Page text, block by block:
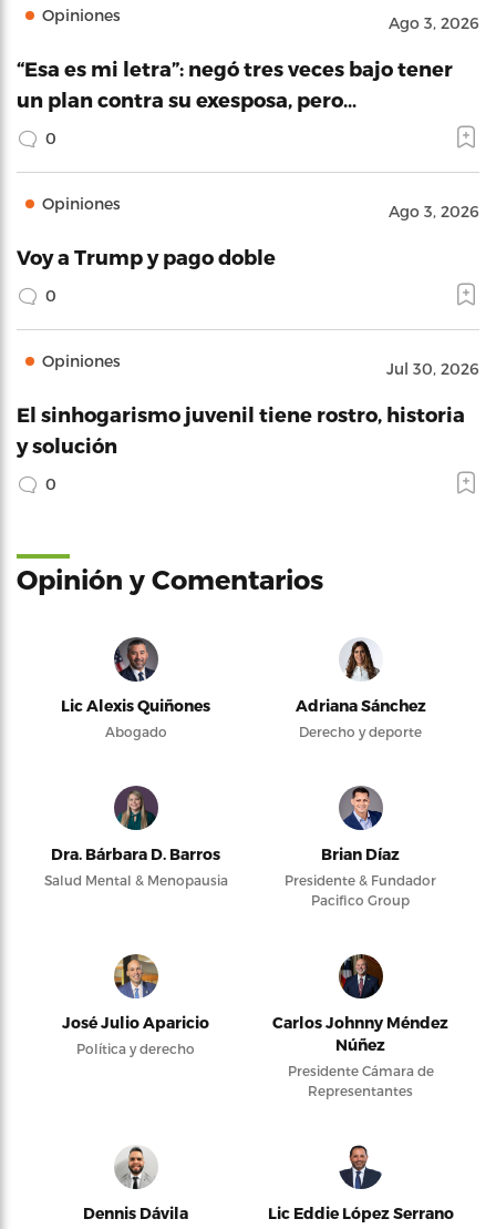
Opiniones Ago 3, 2026
“Esa es mi letra”: negó tres veces bajo tener
un plan contra su exesposa, pero…
0
Opiniones Ago 3, 2026
Voy a Trump y pago doble
0
Opiniones Jul 30, 2026
El sinhogarismo juvenil tiene rostro, historia
y solución
0
Opinión y Comentarios
Lic Alexis Quiñones
Abogado
Adriana Sánchez
Derecho y deporte
Dra. Bárbara D. Barros
Salud Mental & Menopausia
Brian Díaz
Presidente & Fundador
Pacifico Group
José Julio Aparicio
Política y derecho
Carlos Johnny Méndez
Núñez
Presidente Cámara de
Representantes
Dennis Dávila Lic Eddie López Serrano